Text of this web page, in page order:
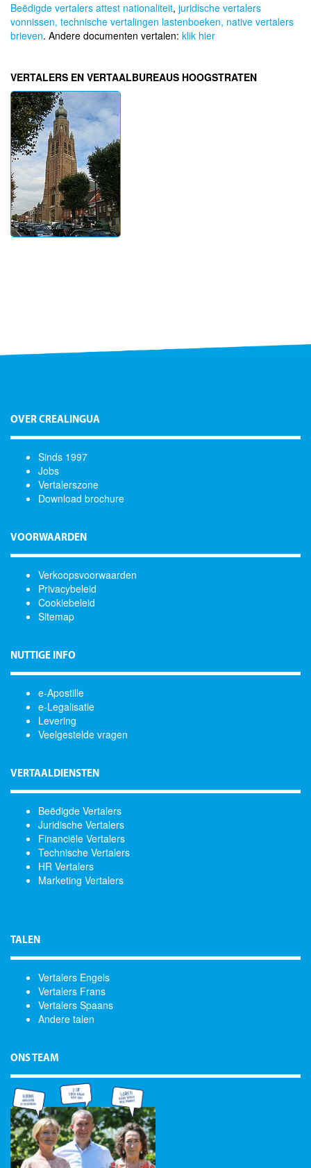
Beëdigde vertalers attest nationaliteit, juridische vertalers
vonnissen, technische vertalingen lastenboeken, native vertalers
brieven. Andere documenten vertalen: klik hier
VERTALERS EN VERTAALBUREAUS HOOGSTRATEN
OVER CREALINGUA
Sinds 1997
Jobs
Vertalerszone
Download brochure
VOORWAARDEN
Verkoopsvoorwaarden
Privacybeleid
Cookiebeleid
Sitemap
NUTTIGE INFO
e-Apostille
e-Legalisatie
Levering
Veelgestelde vragen
VERTAALDIENSTEN
Beëdigde Vertalers
Juridische Vertalers
Financiële Vertalers
Technische Vertalers
HR Vertalers
Marketing Vertalers
TALEN
Vertalers Engels
Vertalers Frans
Vertalers Spaans
Andere talen
ONS TEAM